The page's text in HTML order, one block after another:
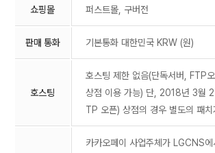
쇼핑몰 퍼스트몰, 구버전
판매 통화 기본통화 대한민국 KRW (원)
호스팅
호스팅 제한 없음(단독서버, FTP
상점 이용 가능) 단, 2018년 3월
TP 오픈) 상점의 경우 별도의 패치
카카오페이 사업주체가 LGCNS에